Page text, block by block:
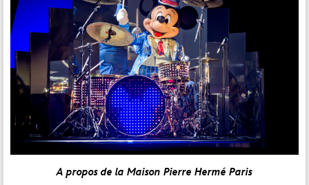
A propos de la Maison Pierre Hermé Paris